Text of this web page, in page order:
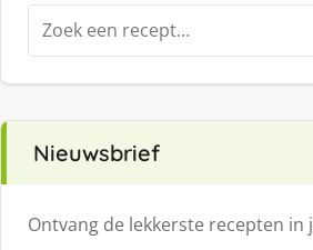
Zoeken
naar:
Nieuwsbrief
Ontvang de lekkerste recepten in